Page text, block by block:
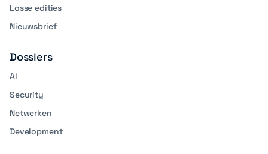
Losse edities
Nieuwsbrief
Dossiers
AI
Security
Netwerken
Development